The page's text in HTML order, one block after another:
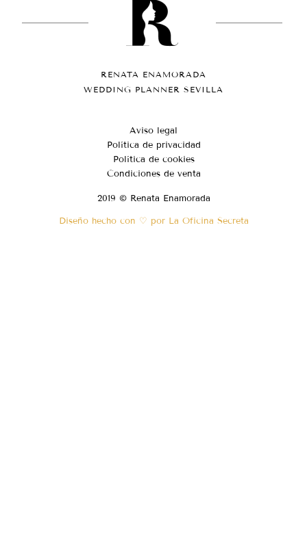
RENATA ENAMORADA
WEDDING PLANNER SEVILLA
Aviso legal
Política de privacidad
Política de cookies
Condiciones de venta
2019 © Renata Enamorada
Diseño hecho con ♡ por La Oficina Secreta